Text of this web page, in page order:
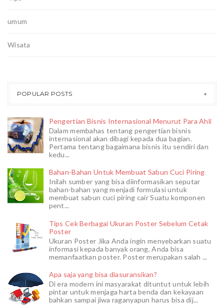
umum
Wisata
POPULAR POSTS
Pengertian Bisnis Internasional Menurut Para Ahli
Dalam membahas tentang pengertian bisnis
internasional akan dibagi kepada dua bagian.
Pertama tentang bagaimana bisnis itu sendiri dan
kedu...
Bahan-Bahan Untuk Membuat Sabun Cuci Piring
Inilah sumber yang bisa diinformasikan seputar
bahan-bahan yang menjadi formulasi untuk
membuat sabun cuci piring cair Suatu komponen
pent...
Tips Cek Berbagai Ukuran Poster Sebelum Cetak
Poster
Ukuran Poster Jika Anda ingin menyebarkan suatu
informasi kepada banyak orang, Anda bisa
memanfaatkan poster. Poster merupakan salah ...
Apa saja yang bisa diasuransikan?
Di era modern ini masyarakat dituntut untuk lebih
pintar untuk menjaga harta benda dan kekayaan
bahkan sampai jiwa raganyapun harus bisa dij...